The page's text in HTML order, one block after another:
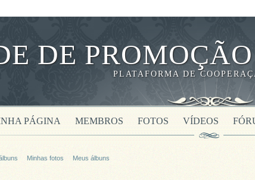
DE
PLATAFORMA DE
PÁGINA MEMBROS FOTOS VÍDEOS
Minhas fotos Meus álbuns